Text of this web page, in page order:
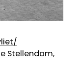
Stellendam,